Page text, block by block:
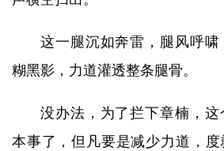
这一腿沉如奔雷，腿风呼
糊黑影，力道灌透整条腿骨。
没办法，为了拦下章楠，
本事了，但凡要是减少力道，